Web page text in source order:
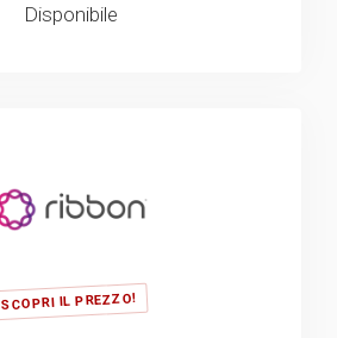
Disponibile
SCOPRI IL PREZZO!